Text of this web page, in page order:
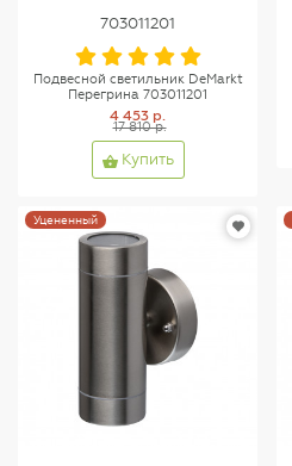
703011201
Подвесной светильник DeMarkt
Перегрина 703011201
4 453 р.
17 810 р.
Купить
Уцененный